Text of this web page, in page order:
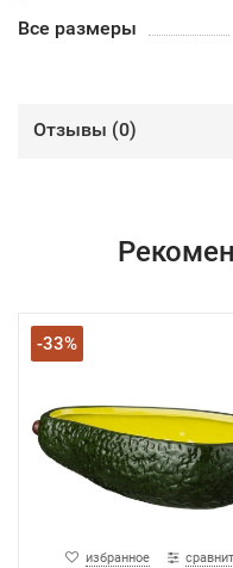
Все размеры
Отзывы (0)
-33%
избранное